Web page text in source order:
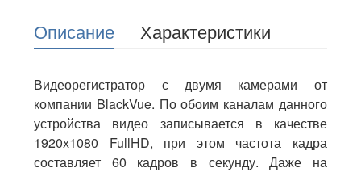
Описание Характеристики
Видеорегистратор с двумя камерами от
компании BlackVue. По обоим каналам данного
устройства видео записывается в качестве
1920х1080 FullHD, при этом частота кадра
составляет 60 кадров в секунду. Даже на